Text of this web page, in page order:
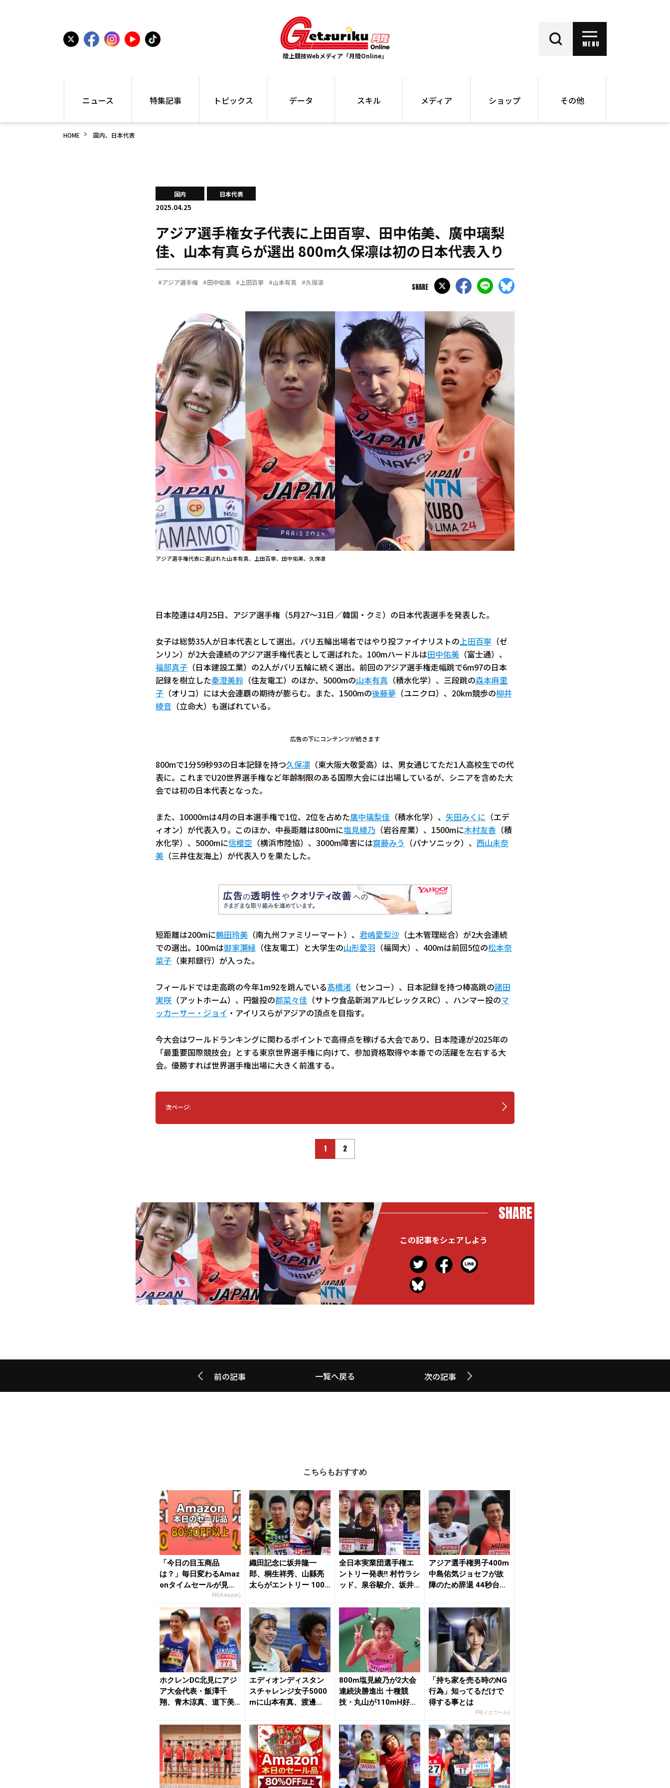
陸上競技Webメディア「月陸Online」
MENU
ニュース
国内
特集記事
アラカルト
トピックス
アイテム
プレゼント
データ
日本学連加盟大学
スキル メディア ショップ その他
HOME 国内、日本代表
国内 日本代表
2025.04.25
アジア選手権女子代表に上田百寧、田中佑美、廣中璃梨
佳、山本有真らが選出 800m久保凛は初の日本代表入り
#アジア選手権 #田中佑美 #上田百寧 #山本有真 #久保凛 SHARE
アジア選手権代表に選ばれた山本有真、上田百寧、田中佑美、久保凛
日本陸連は4月25日、アジア選手権（5月27～31日／韓国・クミ）の日本代表選手を発表した。
女子は総勢35人が日本代表として選出。パリ五輪出場者ではやり投ファイナリストの上田百寧 （ゼ
ンリン）が2大会連続のアジア選手権代表として選ばれた。100mハードルは 田中佑美 （富士通）、
福部真子 （日本建設工業）の2人がパリ五輪に続く選出。前回のアジア選手権走幅跳で6m97の日本
記録を樹立した秦澄美鈴 （住友電工）のほか、5000mの山本有真 （積水化学）、三段跳の森本麻里
子 （オリコ）には大会連覇の期待が膨らむ。また、1500mの後藤夢 （ユニクロ）、20km競歩の柳井
綾音 （立命大）も選ばれている。
広告の下にコンテンツが続きます
800mで1分59秒93の日本記録を持つ久保凛 （東大阪大敬愛高）は、男女通じてただ1人高校生での代
表に。これまでU20世界選手権など年齢制限のある国際大会には出場しているが、シニアを含めた大
会では初の日本代表となった。
また、10000mは4月の日本選手権で1位、2位を占めた廣中璃梨佳 （積水化学）、 矢田みくに （エデ
ィオン）が代表入り。このほか、中長距離は800mに塩見綾乃 （岩谷産業）、1500mに木村友香 （積
水化学）、5000mに信櫻空 （横浜市陸協）、3000m障害には齋藤みう （パナソニック）、 西山未奈
美 （三井住友海上）が代表入りを果たした。
短距離は200mに鶴田玲美 （南九州ファミリーマート）、 君嶋愛梨沙 （土木管理総合）が2大会連続
での選出。100mは御家瀬緑 （住友電工）と大学生の山形愛羽 （福岡大）、400mは前回5位の松本奈
菜子 （東邦銀行）が入った。
フィールドでは走高跳の今年1m92を跳んでいる髙橋渚 （センコー）、日本記録を持つ棒高跳の諸田
実咲 （アットホーム）、円盤投の郡菜々佳 （サトウ食品新潟アルビレックスRC）、ハンマー投のマ
ッカーサー・ジョイ ・アイリスらがアジアの頂点を目指す。
今大会はワールドランキングに関わるポイントで高得点を稼げる大会であり、日本陸連が2025年の
「最重要国際競技会」とする東京世界選手権に向けて、参加資格取得や本番での活躍を左右する大
会。優勝すれば世界選手権出場に大きく前進する。
次ページ:
1 2
SHARE
この記事をシェアしよう
前の記事 一覧へ戻る 次の記事
こちらもおすすめ
「今日の目玉商品
は？」毎日変わるAmaz
onタイムセールが見逃
PR(Amazon)
織田記念に坂井隆一
郎、桐生祥秀、山縣亮
太らがエントリー 100
全日本実業団選手権エ
ントリー発表!! 村竹ラシ
ッド、泉谷駿介、坂井
アジア選手権男子400m
中島佑気ジョセフが故
障のため辞退 44秒台の
ホクレンDC北見にアジ
ア大会代表・飯澤千
翔、青木涼真、道下美
エディオンディスタン
スチャレンジ女子5000
mに山本有真、渡邊
800m塩見綾乃が2大会
連続決勝進出 十種競
技・丸山が110mH好ス
「持ち家を売る時のNG
行為」知ってるだけで
得する事とは
PR(イエウール)